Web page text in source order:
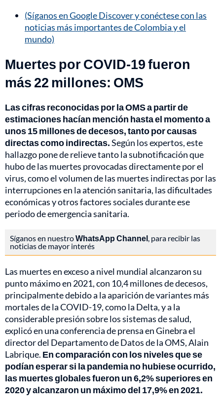
(Síganos en Google Discover y conéctese con las
noticias más importantes de Colombia y el
mundo)
Muertes por COVID-19 fueron
más 22 millones: OMS
Las cifras reconocidas por la OMS a partir de
estimaciones hacían mención hasta el momento a
unos 15 millones de decesos, tanto por causas
directas como indirectas.Según los expertos, este
hallazgo pone de relieve tanto la subnotificación que
hubo de las muertes provocadas directamente por el
virus, como el volumen de las muertes indirectas por las
interrupciones en la atención sanitaria, las dificultades
económicas y otros factores sociales durante ese
periodo de emergencia sanitaria.
Síganos en nuestroWhatsApp Channel, para recibir las
noticias de mayor interés
Las muertes en exceso a nivel mundial alcanzaron su
punto máximo en 2021, con 10,4 millones de decesos,
principalmente debido a la aparición de variantes más
mortales de la COVID-19, como la Delta, y a la
considerable presión sobre los sistemas de salud,
explicó en una conferencia de prensa en Ginebra el
director del Departamento de Datos de la OMS, Alain
Labrique. En comparación con los niveles que se
podían esperar si la pandemia no hubiese ocurrido,
las muertes globales fueron un 6,2% superiores en
2020 y alcanzaron un máximo del 17,9% en 2021.